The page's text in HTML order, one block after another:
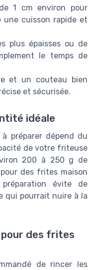
1 cm environ pour
cuisson rapide et
plus épaisses ou de
le temps de
et un couteau bien
et sécurisée.
idéale
préparer dépend du
de votre friteuse
200 à 250 g de
des frites maison
évite de
qui pourrait nuire à la
pour des frites
de rincer les